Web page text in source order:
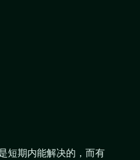
短期内能解决的，而有